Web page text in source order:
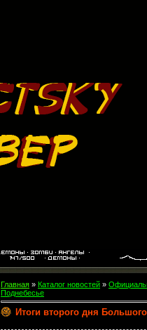
Главная » Каталог новостей »
Поднебесье
Итоги второго дня